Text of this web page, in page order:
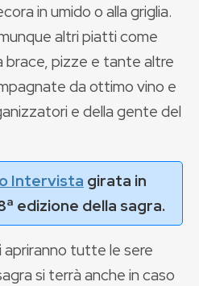
in umido o alla griglia.
altri piatti come
brace, pizze e tante altre
da ottimo vino e
e della gente del
Intervista girata in
edizione della sagra.
tutte le sere
si terrà anche in caso